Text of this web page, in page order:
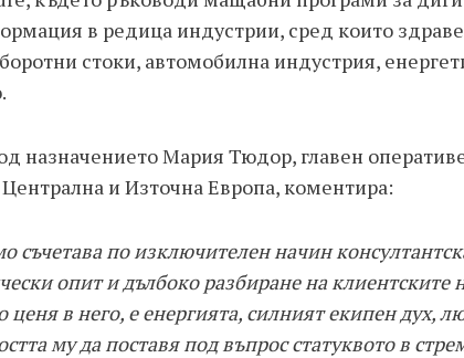
в редица индустрии, сред които
стоки, автомобилна индустрия,
назначението Мария Тюдор, главен
и Източна Европа, коментира:
съчетава по изключителен начин
опит и дълбоко разбиране на клиентските
ценя в него, е енергията, силният екипен дух,
му да поставя под въпрос статуквото в